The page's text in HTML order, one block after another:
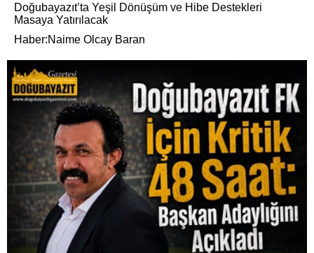
Doğubayazıt’ta Yeşil Dönüşüm ve Hibe Destekleri
Masaya Yatırılacak
Haber:Naime Olcay Baran